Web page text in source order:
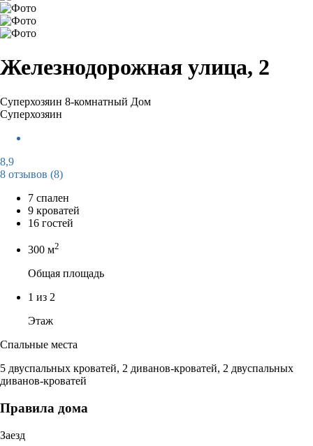
Железнодорожная улица, 2
Суперхозяин 8-комнатный Дом
Суперхозяин
8,9
8 отзывов (8)
7 спален
9 кроватей
16 гостей
300 м2
Общая площадь
1 из 2
Этаж
Спальные места
5 двуспальных кроватей, 2 диванов-кроватей, 2 двуспальных
диванов-кроватей
Правила дома
Заезд